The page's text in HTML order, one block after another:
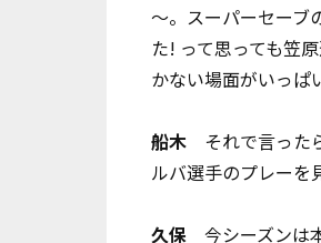
～。スーパーセーブ
た! って思っても笠
かない場面がいっぱ
船木 それで言った
ルバ選手のプレーを
久保 今シーズンは